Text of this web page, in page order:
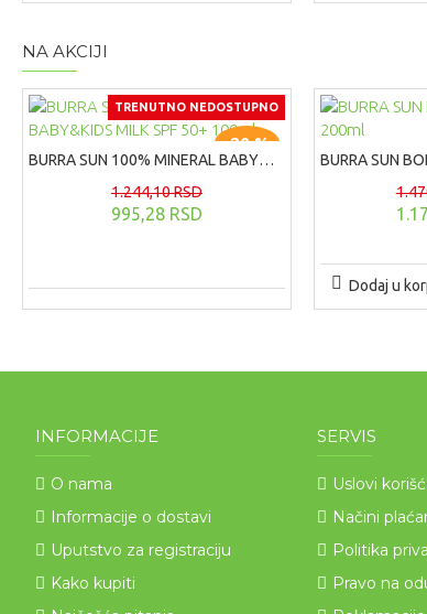
NA AKCIJI
TRENUTNO NEDOSTUPNO
-20 %
BURRA SUN 100% MINERAL BABY&KIDS MILK SPF 50+ 100ml
995,28 RSD
1.244,10 RSD
Dodaj u
INFORMACIJE
O nama
Informacije o dostavi
Uputstvo za registraciju
Kako kupiti
SERVIS
Uslovi
Načini
Politika
Pravo na